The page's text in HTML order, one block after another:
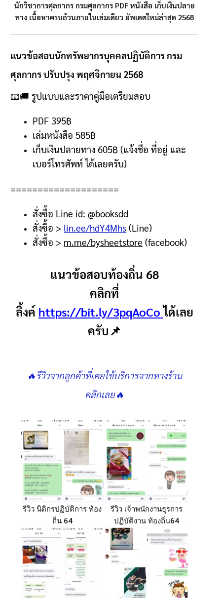
นักวิชาการศุลกากร กรมศุลกากร PDF หนังสือ เก็บเงินปลาย
ทาง เนื้อหาครบถ้วนภายในเล่มเดียว อัพเดตใหม่ล่าสุด 2568
แนวข้อสอบนักทรัพยากรบุคคลปฏิบัติการ กรม
ศุลกากร ปรับปรุง พฤศจิกายน 2568
📧🚚รูปแบบและราคาคู่มือเตรียมสอบ
PDF 395฿
เล่มหนังสือ 585฿
เก็บเงินปลายทาง 605฿ (แจ้งชื่อ ที่อยู่ และ
เบอร์โทรศัพท์ ได้เลยครับ)
====================
สั่งซื้อ Line id: @booksdd
สั่งซื้อ > lin.ee/hdY4Mhs (Line)
สั่งซื้อ > m.me/bysheetstore (facebook)
แนวข้อสอบท้องถิ่น 68
คลิกที่
ลิ้งค์ https://bit.ly/3pqAoCo ได้เลย
ครับ📌
🔥รีวิวจากลูกค้าที่เคยใช้บริการจากทางร้าน
คลิกเลย🔥
รีวิว นิติกรปฏิบัติการ ท้อง
ถิ่น 64
รีวิว เจ้าพนักงานธุรการ
ปฏิบัติงาน ท้องถิ่น64